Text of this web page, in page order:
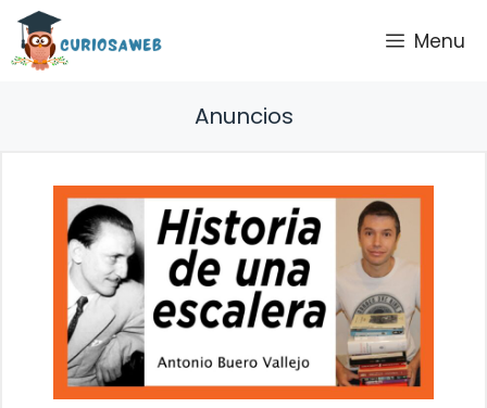
Saltar
contenido
Menu
Anuncios